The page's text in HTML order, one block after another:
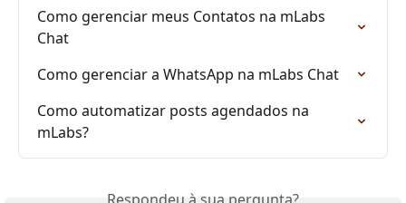
Como gerenciar meus Contatos na mLabs
Chat
Como gerenciar a WhatsApp na mLabs Chat
Como automatizar posts agendados na
mLabs?